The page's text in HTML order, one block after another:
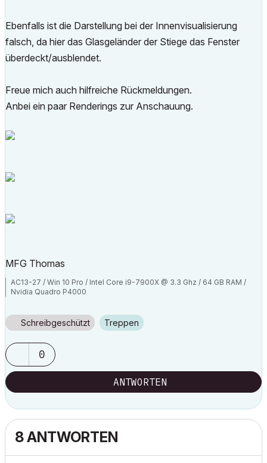
Ebenfalls ist die Darstellung bei der Innenvisualisierung
falsch, da hier das Glasgeländer der Stiege das Fenster
überdeckt/ausblendet.
Freue mich auch hilfreiche Rückmeldungen.
Anbei ein paar Renderings zur Anschauung.
MFG Thomas
AC13-27 / Win 10 Pro / Intel Core i9-7900X @ 3.3 Ghz / 64 GB RAM /
Nvidia Quadro P4000
Schreibgeschützt Treppen
0
ANTWORTEN
8 ANTWORTEN